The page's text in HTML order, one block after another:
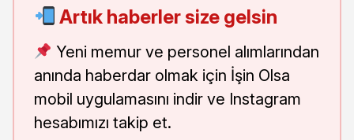
Artık haberler size gelsin
Yeni memur ve personel alımlarından
anında haberdar olmak için İşin Olsa
mobil uygulamasını indir ve Instagram
hesabımızı takip et.